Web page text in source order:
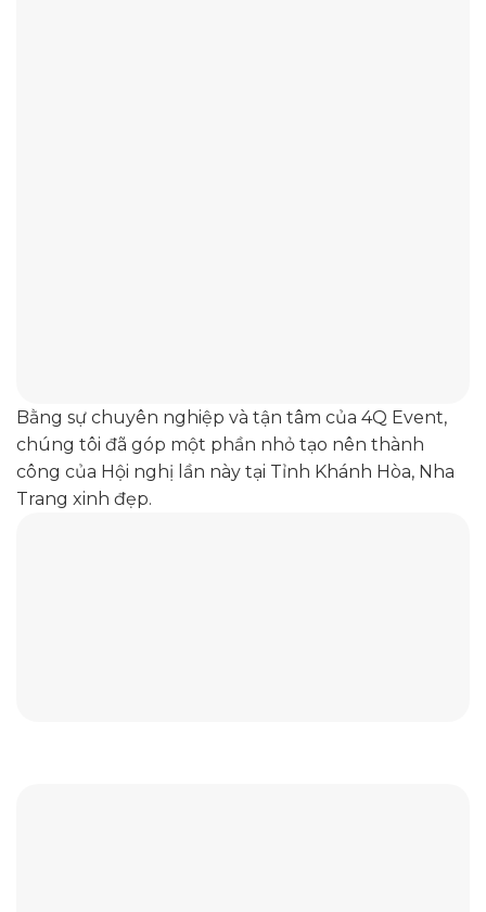
Bằng sự chuyên nghiệp và tận tâm của 4Q Event,
chúng tôi đã góp một phần nhỏ tạo nên thành
công của Hội nghị lần này tại Tỉnh Khánh Hòa, Nha
Trang xinh đẹp.